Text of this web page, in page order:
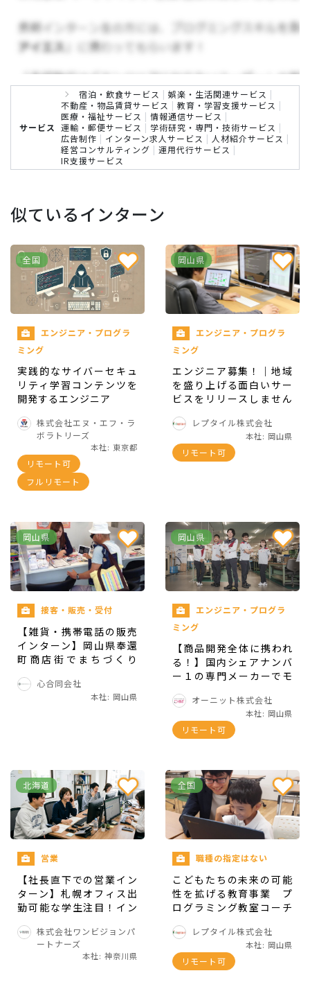
お仕事の内容について
ターン生を募集しています！
▼具体的な業務内容
NS運用をご担当いただきます。
Webサイトや公式SNS等における文字コン
テンツ/動画コンテンツの新規制作、編集、
掲載
コンテンツ作成におけるリサーチ/取材
▼ステップアップ
最初は就活関連情報やその他様々なコンテンツの
作成・SNSの運用をお願いしますが、スキルや希
望によって動画の企画立案や撮影・配信にも携わ
っていただきたいと考えています。
▼教育体制
社長直下のチームです！主に新卒チームのメンバ
ーと一緒に働いていただきます。いつでも相談な
どがしやすいように、フレキシブルに対応してい
きたいと考えています。
インターンを通して得られる経
チームで働き結果を出す経験
こんな方と一緒に働きたい！
『学び』に対する意欲がある方
主体性を持って問題を解決できる方
サービス
宿泊・飲食サービス | 娯楽・生活関連サービス |
不動産・物品賃貸サービス | 教育・学習支援サービス |
医療・福祉サービス | 情報通信サービス |
運輸・郵便サービス | 学術研究・専門・技術サービス |
広告制作 | インターン求人サービス | 人材紹介サービス |
経営コンサルティング | 運用代行サービス |
IR支援サービス
似ているインターン
全国
エンジニア・プログラ
ミング
実践的なサイバーセキュ
リティ学習コンテンツを
開発するエンジニア
株式会社エヌ・エフ・ラ
ボラトリーズ
本社: 東京都
リモート可
フルリモート
岡山県
エンジニア・プログラ
ミング
エンジニア募集！｜地域
を盛り上げる面白いサー
ビスをリリースしません
レプタイル株式会社
本社: 岡山県
リモート可
岡山県
接客・販売・受付
【雑貨・携帯電話の販売
インターン】岡山県奉還
町商店街でまちづくり
心合同会社
本社: 岡山県
岡山県
エンジニア・プログラ
ミング
【商品開発全体に携われ
る！】国内シェアナンバ
ー１の専門メーカーでモ
か？オーニット株式会社
本社: 岡山県
リモート可
北海道
営業
【社長直下での営業イン
ターン】札幌オフィス出
勤可能な学生注目！イン
メントまで一気通貫で学
べる実践的営業インター
株式会社ワンビジョンパ
ートナーズ
本社: 神奈川県
全国
職種の指定はない
こどもたちの未来の可能
性を拡げる教育事業 プ
ログラミング教室コーチ
レプタイル株式会社
本社: 岡山県
リモート可